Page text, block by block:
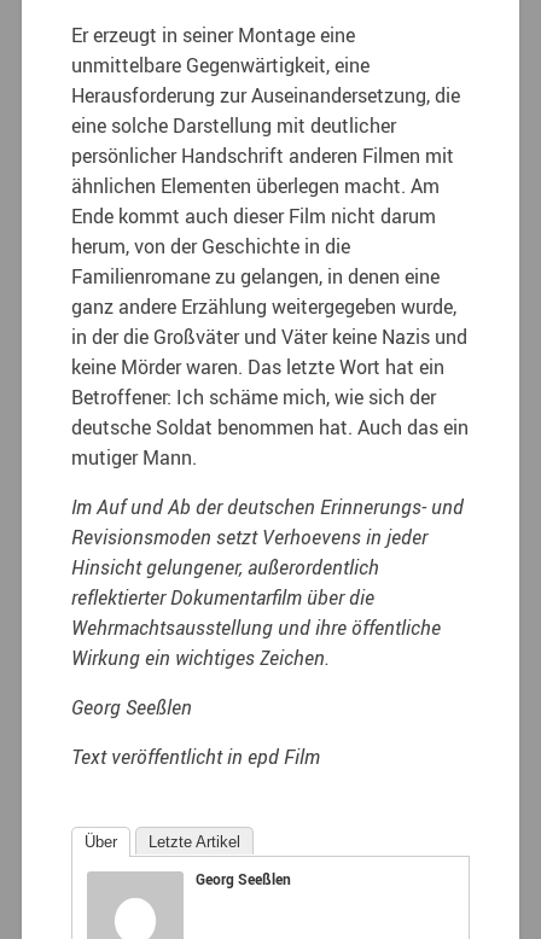
Er erzeugt in seiner Montage eine
unmittelbare Gegenwärtigkeit, eine
Herausforderung zur Auseinandersetzung, die
eine solche Darstellung mit deutlicher
persönlicher Handschrift anderen Filmen mit
ähnlichen Elementen überlegen macht. Am
Ende kommt auch dieser Film nicht darum
herum, von der Geschichte in die
Familienromane zu gelangen, in denen eine
ganz andere Erzählung weitergegeben wurde,
in der die Großväter und Väter keine Nazis und
keine Mörder waren. Das letzte Wort hat ein
Betroffener: Ich schäme mich, wie sich der
deutsche Soldat benommen hat. Auch das ein
mutiger Mann.
Im Auf und Ab der deutschen Erinnerungs- und
Revisionsmoden setzt Verhoevens in jeder
Hinsicht gelungener, außerordentlich
reflektierter Dokumentarfilm über die
Wehrmachtsausstellung und ihre öffentliche
Wirkung ein wichtiges Zeichen.
Georg Seeßlen
Text veröffentlicht in epd Film
Über Letzte Artikel
Georg Seeßlen